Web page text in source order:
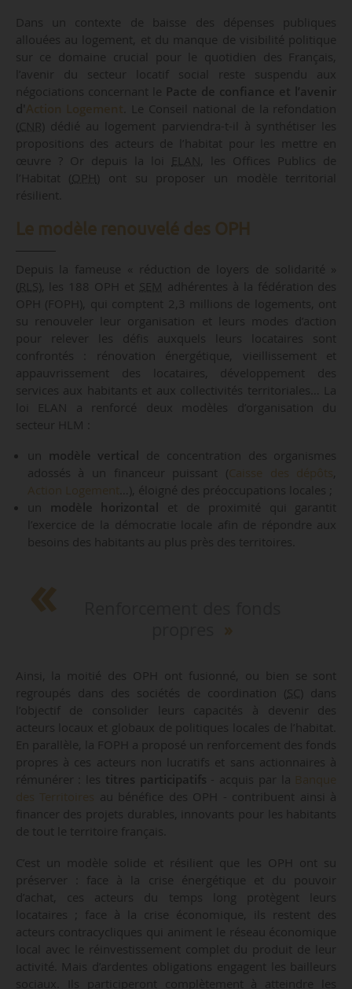
Dans un contexte de baisse des dépenses publiques
allouées au logement, et du manque de visibilité politique
sur ce domaine crucial pour le quotidien des Français,
l’avenir du secteur locatif social reste suspendu aux
négociations concernant le
Pacte de confiance et l’avenir
d'
. Le Conseil national de la refondation
(CNR ) dédié au logement parviendra-t-il à synthétiser les
propositions des acteurs de l’habitat pour les mettre en
œuvre ? Or depuis la loi ELAN
, les Offices Publics de
l’Habitat (OPH
) ont su proposer un modèle territorial
résilient.
Depuis la fameuse « réduction de loyers de solidarité »
( RLS ), les 188 OPH et SEM adhérentes à la fédération des
OPH (FOPH), qui comptent 2,3 millions de logements, ont
su renouveler leur organisation et leurs modes d’action
pour relever les défis auxquels leurs locataires sont
confrontés : rénovation énergétique, vieillissement et
appauvrissement des locataires, développement des
services aux habitants et aux collectivités territoriales… La
loi ELAN a renforcé deux modèles d’organisation du
secteur HLM :
un modèle vertical
de concentration des organismes
adossés à un financeur puissant (
…), éloigné des préoccupations locales ;
un
modèle horizontal
et de proximité qui garantit
l’exercice de la démocratie locale afin de répondre aux
besoins des habitants au plus près des territoires.
Ainsi, la moitié des OPH ont fusionné, ou bien se sont
regroupés dans des sociétés de coordination (SC
) dans
l’objectif de consolider leurs capacités à devenir des
acteurs locaux et globaux de politiques locales de l’habitat.
En parallèle, la FOPH a proposé un renforcement des fonds
propres à ces acteurs non lucratifs et sans actionnaires à
rémunérer : les
titres participatifs - acquis par la
au bénéfice des OPH - contribuent ainsi à
financer des projets durables, innovants pour les habitants
de tout le territoire français.
C’est un modèle solide et résilient que les OPH ont su
préserver : face à la crise énergétique et du pouvoir
d’achat, ces acteurs du temps long protègent leurs
locataires ; face à la crise économique, ils restent des
acteurs contracycliques qui animent le réseau économique
local avec le réinvestissement complet du produit de leur
activité. Mais d’ardentes obligations engagent les bailleurs
sociaux. Ils participeront complètement à atteindre les